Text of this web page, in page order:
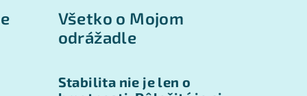
Všetko o Mojom
odrážadle
Stabilita nie je len o